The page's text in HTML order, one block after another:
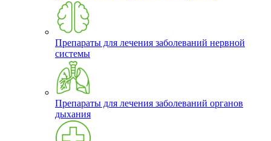
Препараты для лечения заболеваний нервной
системы
Препараты для лечения заболеваний органов
дыхания